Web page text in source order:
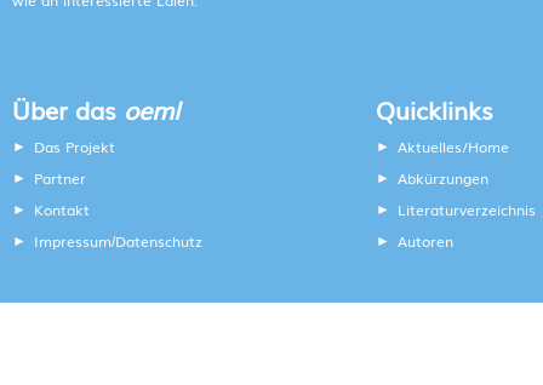
Über das oeml
Das Projekt
Partner
Kontakt
Impressum/Datenschutz
Quicklinks
Aktuelles/Home
Abkürzungen
Literaturverzeichnis
Autoren